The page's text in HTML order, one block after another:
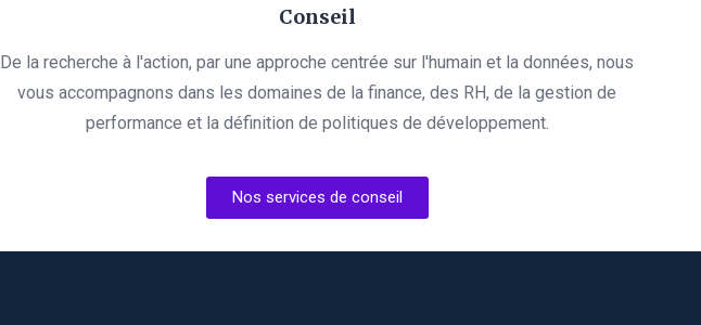
Conseil
De la recherche à l'action, par une approche centrée sur l'humain et la données, nous
vous accompagnons dans les domaines de la finance, des RH, de la gestion de
performance et la définition de politiques de développement.
Nos services de conseil